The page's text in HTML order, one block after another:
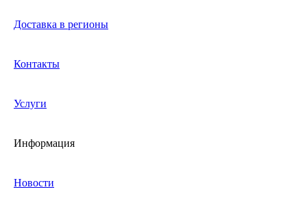
Доставка в регионы
Контакты
Услуги
Информация
Новости